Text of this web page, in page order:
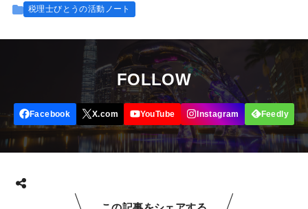
税理士びとうの活動ノート
FOLLOW